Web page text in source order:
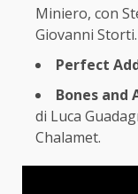
Miniero, con
Giovanni Storti.
Perfect
Bones and
di Luca
Chalamet.